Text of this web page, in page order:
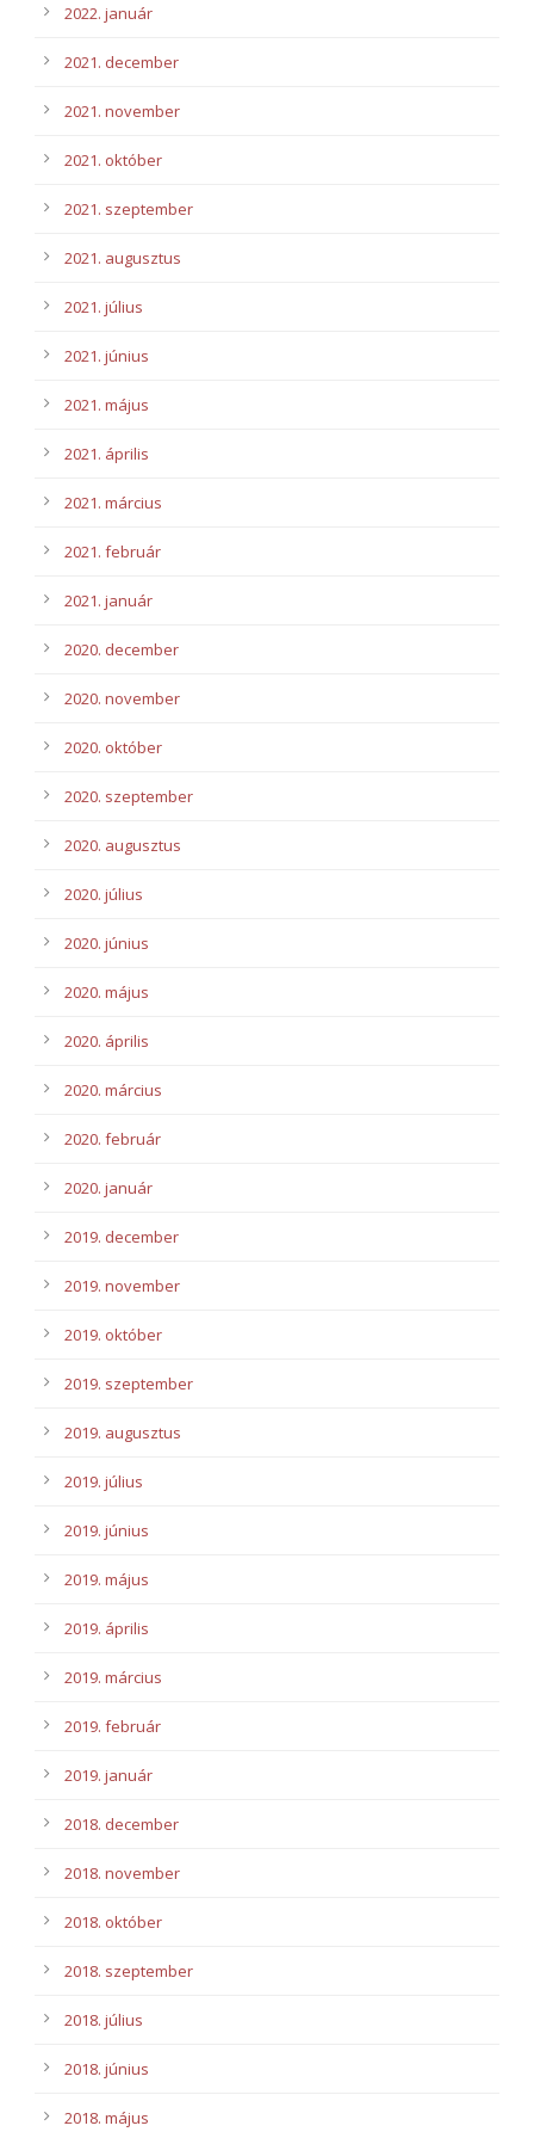
2022. január
2021. december
2021. november
2021. október
2021. szeptember
2021. augusztus
2021. július
2021. június
2021. május
2021. április
2021. március
2021. február
2021. január
2020. december
2020. november
2020. október
2020. szeptember
2020. augusztus
2020. július
2020. június
2020. május
2020. április
2020. március
2020. február
2020. január
2019. december
2019. november
2019. október
2019. szeptember
2019. augusztus
2019. július
2019. június
2019. május
2019. április
2019. március
2019. február
2019. január
2018. december
2018. november
2018. október
2018. szeptember
2018. július
2018. június
2018. május